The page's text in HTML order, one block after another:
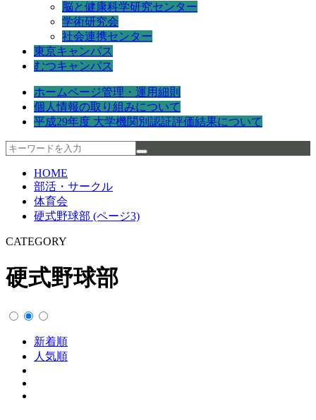
脳と健康科学研究センター
学術研究会
社会連携センター
東京キャンパス
むつキャンパス
ホームページ管理・運用細則
個人情報の取り組みについて
平成29年度 大学機関別認証評価結果について
HOME
部活・サークル
体育会
硬式野球部 (ページ3)
CATEGORY
硬式野球部
新着順
人気順